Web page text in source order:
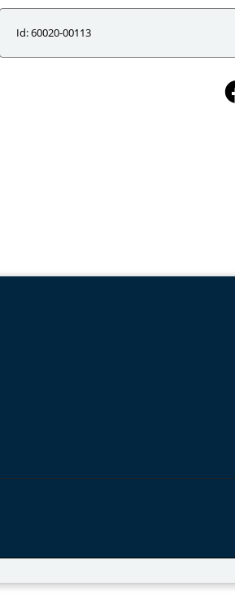
Id: 60020-00113